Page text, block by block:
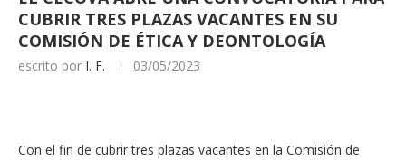
CUBRIR TRES PLAZAS VACANTES EN SU
COMISIÓN DE ÉTICA Y DEONTOLOGÍA
escrito por I. F. 03/05/2023
Con el fin de cubrir tres plazas vacantes en la Comisión de